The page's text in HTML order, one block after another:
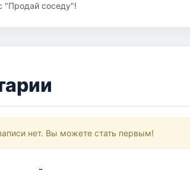
"Продай соседу"!
нет. Вы можете стать первым!